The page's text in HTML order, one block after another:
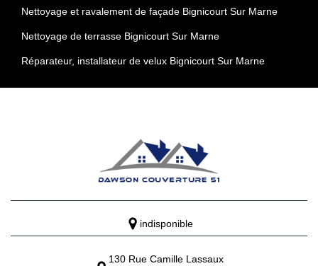
Nettoyage et ravalement de façade Bignicourt Sur Marne
Nettoyage de terrasse Bignicourt Sur Marne
Réparateur, installateur de velux Bignicourt Sur Marne
indisponible
130 Rue Camille Lassaux